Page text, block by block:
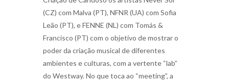
(CZ) com Malva (PT), NFNR (UA) com Sofia
Leão (PT), e FENNE (NL) com Tomás &
Francisco (PT) com o objetivo de mostrar o
poder da criação musical de diferentes
ambientes e culturas, com a vertente “lab”
do Westway. No que toca ao “meeting”, a